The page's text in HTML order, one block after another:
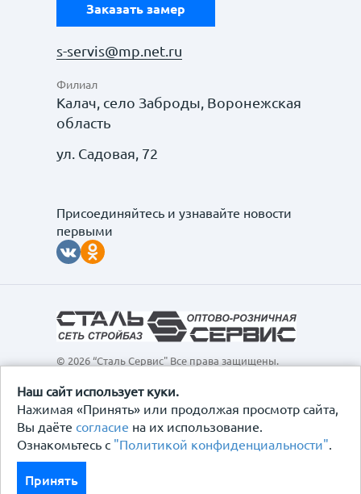
Наш сайт использует куки.
Нажимая «Принять» или продолжая просмотр сайта,
Вы даёте согласие на их использование.
Ознакомьтесь с "Политикой конфиденциальности".
Принять
Заказать замер
s-servis@mp.net.ru
Филиал
Калач, село Заброды, Воронежская
область
ул. Садовая, 72
Присоединяйтесь и узнавайте новости
первыми
© 2026 “Сталь Сервис" Все права защищены.
интернет-сайт, а также вся информация о товарах и
ценах, предоставленная на нём, носит
исключительно информационный характер и ни при
каких условиях не является публичной офертой,
определяемой положениями Статьи 437
Договор-оферта